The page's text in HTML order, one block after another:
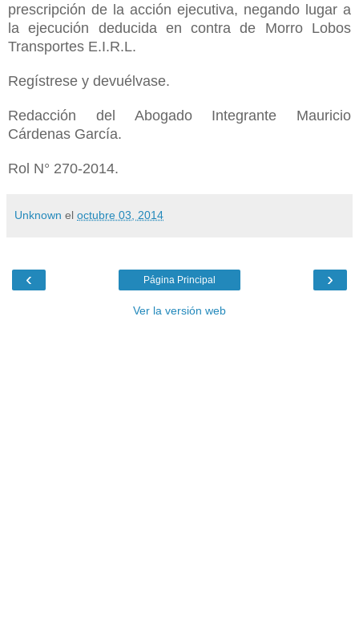
prescripción de la acción ejecutiva, negando lugar a
la ejecución deducida en contra de Morro Lobos
Transportes E.I.R.L.
Regístrese y devuélvase.
Redacción del Abogado Integrante Mauricio
Cárdenas García.
Rol N° 270-2014.
Unknown el octubre 03, 2014
‹ ›
Página Principal
Ver la versión web